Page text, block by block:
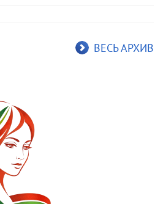
ВЕСЬ АРХИВ